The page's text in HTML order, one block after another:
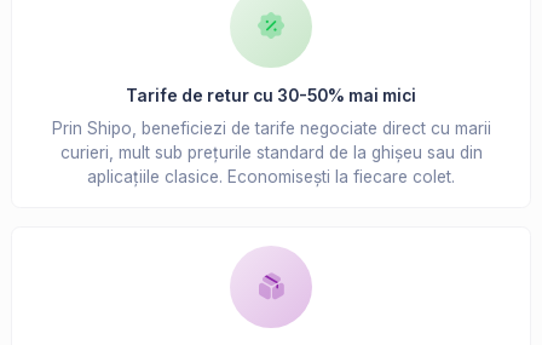
Tarife de retur cu 30-50% mai mici
Prin Shipo, beneficiezi de tarife negociate direct cu marii
curieri, mult sub prețurile standard de la ghișeu sau din
aplicațiile clasice. Economisești la fiecare colet.